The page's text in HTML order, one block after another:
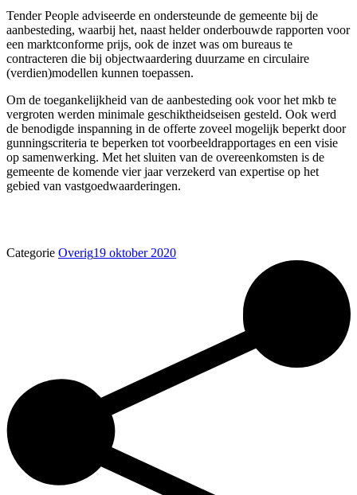
Tender People adviseerde en ondersteunde de gemeente bij de
aanbesteding, waarbij het, naast helder onderbouwde rapporten voor
een marktconforme prijs, ook de inzet was om bureaus te
contracteren die bij objectwaardering duurzame en circulaire
(verdien)modellen kunnen toepassen.
Om de toegankelijkheid van de aanbesteding ook voor het mkb te
vergroten werden minimale geschiktheidseisen gesteld. Ook werd
de benodigde inspanning in de offerte zoveel mogelijk beperkt door
gunningscriteria te beperken tot voorbeeldrapportages en een visie
op samenwerking. Met het sluiten van de overeenkomsten is de
gemeente de komende vier jaar verzekerd van expertise op het
gebied van vastgoedwaarderingen.
Categorie Overig19 oktober 2020